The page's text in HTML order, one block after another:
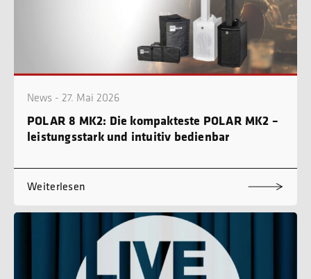
News - 27. Mai 2026
POLAR 8 MK2: Die kompakteste POLAR MK2 –
leistungsstark und intuitiv bedienbar
Weiterlesen